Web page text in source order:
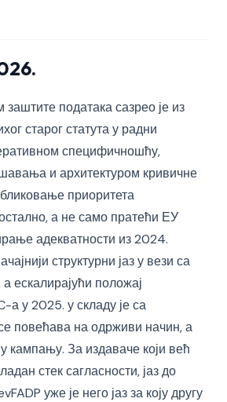
података сазрео је из
старог статута у радни
специфичношћу,
и архитектуром кривичне
приоритета
а не само пратећи ЕУ
адекватности из 2024.
структурни јаз у вези са
ескалирајући положај
а у 2025. у складу је са
повећава на одрживи начин, а
кампању. За издаваче који већ
стек сагласности, јаз до
уже је него јаз за коју другу